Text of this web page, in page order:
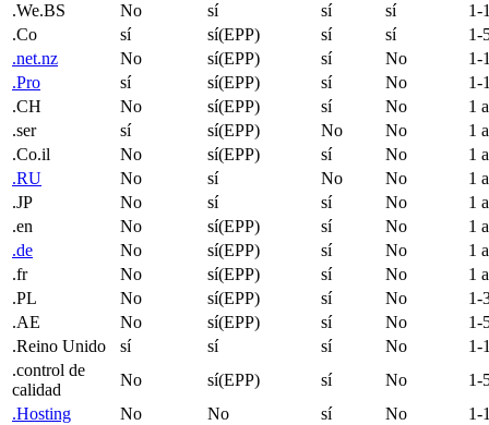
.We.BS
No sí sí sí
1-
.Co
sí sí(EPP) sí sí
1-
.net.nz
No sí(EPP) sí No
1-
.Pro
sí sí(EPP) sí No
1-
.CH
No sí(EPP) sí No
1
.ser
sí sí(EPP) No No
1
.Co.il
No sí(EPP) sí No
1
.RU
No sí No No
1
.JP
No sí sí No
1
.en
No sí(EPP) sí No
1
.de
No sí(EPP) sí No
1
.fr
No sí(EPP) sí No
1
.PL
No sí(EPP) sí No
1-
.AE
No sí(EPP) sí No
1-
.Reino Unido
sí sí sí No
1-
.control de
calidad
No sí(EPP) sí No
1-
.Hosting
No No sí No
1-